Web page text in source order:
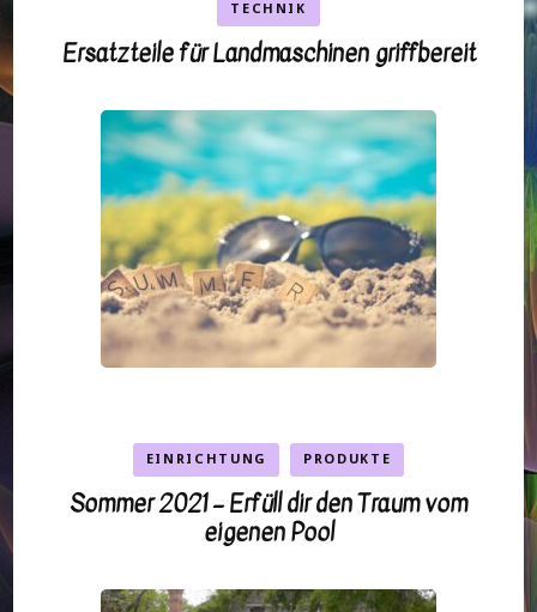
TECHNIK
Ersatzteile für Landmaschinen griffbereit
EINRICHTUNG PRODUKTE
Sommer 2021 – Erfüll dir den Traum vom
eigenen Pool